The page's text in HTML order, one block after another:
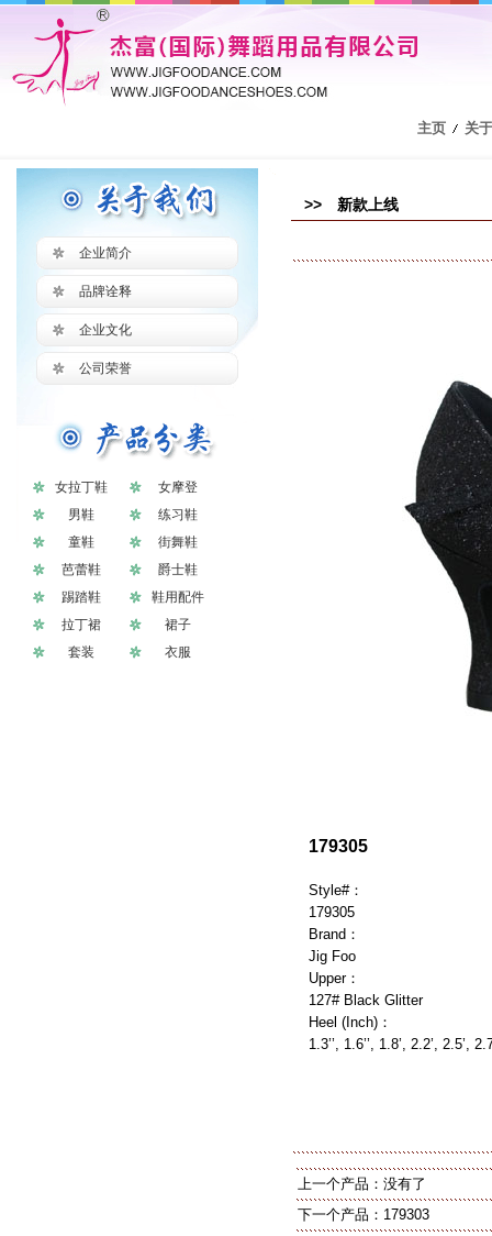
主页 关
企业简介
品牌诠释
企业文化
公司荣誉
女拉丁鞋
女摩登
男鞋
练习鞋
童鞋
街舞鞋
芭蕾鞋
爵士鞋
踢踏鞋
鞋用配件
拉丁裙
裙子
套装
衣服
>> 新款上线
179305
Style#：
179305
Brand：
Jig Foo
Upper：
127# Black Glitter
Heel (Inch)：
1.3’’, 1.6’’, 1.8’, 2.2’, 2.5’,
上一个产品：没有了
下一个产品： 179303